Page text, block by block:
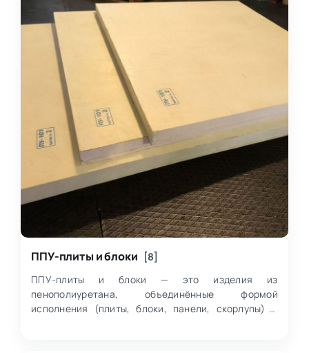
ППУ-плиты и блоки
[8]
ППУ-плиты и блоки — это изделия из
пенополиуретана, объединённые формой
исполнения (плиты, блоки, панели, скорлупы) и